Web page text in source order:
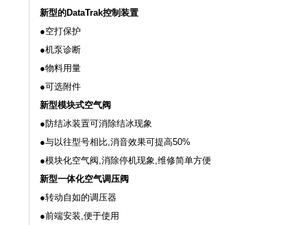
新型的DataTrak控制装置
●空打保护
●机泵诊断
●物料用量
●可选附件
新型模块式空气阀
●防结冰装置可消除结冰现象
●与以往型号相比,消音效果可提高50%
●模块化空气阀,消除停机现象,维修简单方便
新型一体化空气调压阀
●转动自如的调压器
●前端安装,便于使用